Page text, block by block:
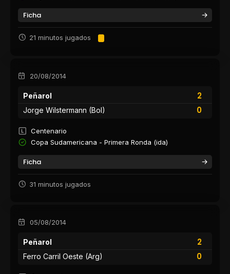
Ficha
21 minutos jugados
20/08/2014
Peñarol
2
0
Jorge Wilstermann (Bol)
Centenario
Copa Sudamericana - Primera Ronda (ida)
Ficha
31 minutos jugados
05/08/2014
Peñarol
2
0
Ferro Carril Oeste (Arg)